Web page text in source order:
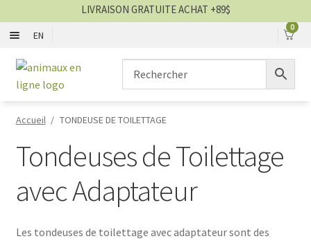
EN
0
Aller
à
navigation
Aller
au
LIVRAISON GRATUITE ACHAT +89$
CHIENS
Accueil / TONDEUSE DE TOILETTAGE
Tondeuses de Toilettage
avec Adaptateur
Les tondeuses de toilettage avec adaptateur sont des